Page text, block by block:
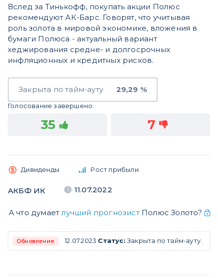
Вслед за Тинькофф, покупать акции Полюс
рекомендуют АК-Барс. Говорят, что учитывая
роль золота в мировой экономике, вложения в
бумаги Полюса - актуальный вариант
хеджирования средне- и долгосрочных
инфляционных и кредитных рисков.
Закрыта по тайм-ауту 29,29 %
Голосование завершено.
35 7
Дивиденды Рост прибыли
АКБФ ИК 11.07.2022
А что думает лучший прогнозистПолюс Золото?
Обновление 12.07.2023 Статус: Закрыта по тайм-ауту.